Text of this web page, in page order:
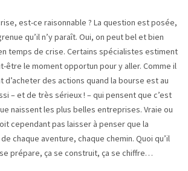
est-ce raisonnable ? La question est posée,
qu’il n’y paraît. Oui, on peut bel et bien
temps de crise. Certains spécialistes estiment
être le moment opportun pour y aller. Comme il
d’acheter des actions quand la bourse est au
– et de très sérieux ! – qui pensent que c’est
naissent les plus belles entreprises. Vraie ou
cependant pas laisser à penser que la
chaque aventure, chaque chemin. Quoi qu’il
prépare, ça se construit, ça se chiffre…